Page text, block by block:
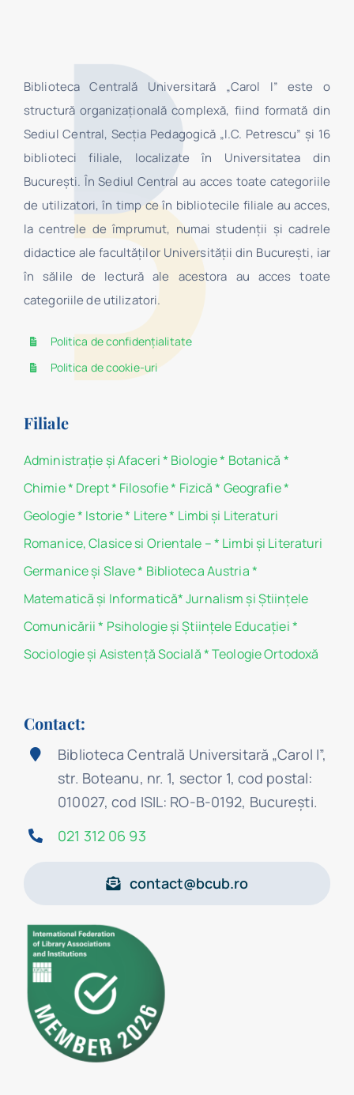
Biblioteca Centrală Universitară „Carol I” este o
structură organizaţională complexă, fiind formată din
Sediul Central, Secţia Pedagogică „I.C. Petrescu” şi 16
biblioteci filiale, localizate în Universitatea din
Bucureşti. În Sediul Central au acces toate categoriile
de utilizatori, în timp ce în bibliotecile filiale au acces,
la centrele de împrumut, numai studenţii şi cadrele
didactice ale facultăților Universității din București, iar
în sălile de lectură ale acestora au acces toate
categoriile de utilizatori.
Politica de confidențialitate
Politica de cookie-uri
Filiale
Administraţie şi Afaceri* Biologie* Botanică *
Chimie* Drept* Filosofie* Fizică * Geografie*
Geologie* Istorie* Litere* Limbi și Literaturi
Romanice, Clasice si Orientale –* Limbi și Literaturi
Germanice şi Slave* Biblioteca Austria*
Matematicã și Informatică*Jurnalism şi Ştiinţele
Comunicării * Psihologie şi Ştiinţele Educaţiei*
Sociologie şi Asistenţă Socială*Teologie Ortodoxă
Contact:
Biblioteca Centrală Universitară „Carol I”,
str. Boteanu, nr. 1, sector 1, cod postal:
010027, cod ISIL: RO-B-0192, Bucureşti.
021 312 06 93
contact@bcub.ro